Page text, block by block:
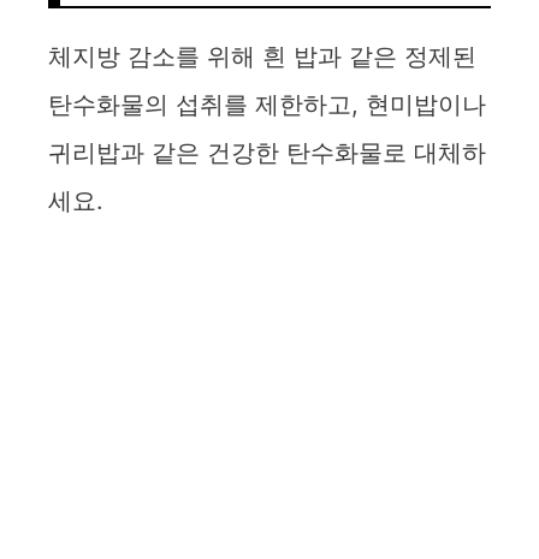
체지방 감소를 위해 흰 밥과 같은 정제된
탄수화물의 섭취를 제한하고, 현미밥이나
귀리밥과 같은 건강한 탄수화물로 대체하
세요.